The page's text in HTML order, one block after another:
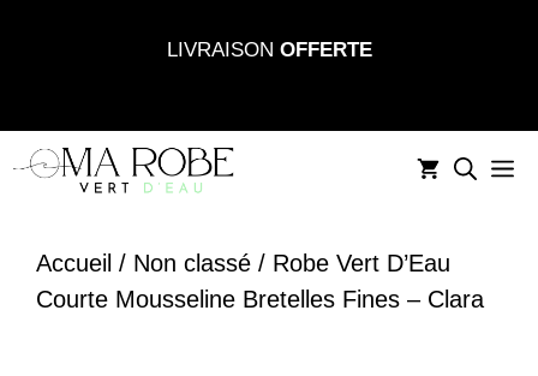
LIVRAISON OFFERTE
Accueil / Non classé / Robe Vert D’Eau
Courte Mousseline Bretelles Fines – Clara